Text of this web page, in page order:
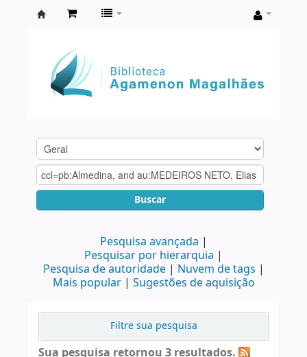
Agamenon
Magalhães
Buscar
Pesquisa avançada
Pesquisar por hierarquia
Pesquisa de autoridade
Nuvem de tags
Mais popular
Sugestões de aquisição
Filtre sua pesquisa
Sua pesquisa retornou 3 resultados.